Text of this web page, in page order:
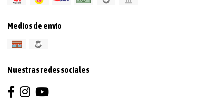
Medios de envío
Nuestras redes sociales